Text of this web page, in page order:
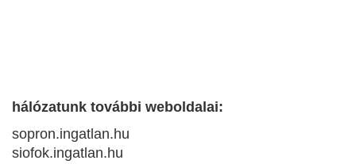
hálózatunk további weboldalai:
sopron.ingatlan.hu
siofok.ingatlan.hu